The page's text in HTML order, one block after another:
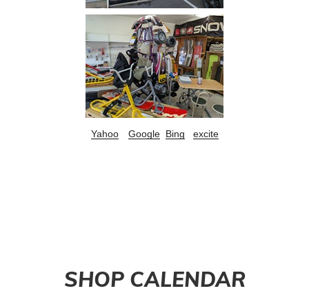
Yahoo Google Bing excite
SHOP CALENDAR